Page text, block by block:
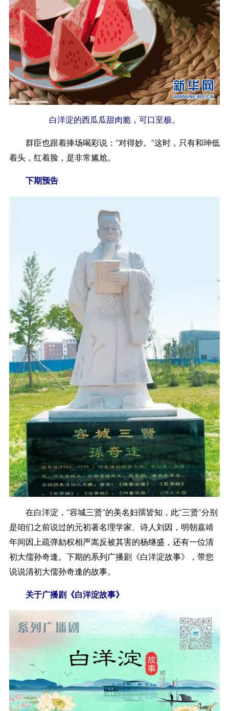
白洋淀的西瓜瓜甜肉脆，可口至极。
群臣也跟着捧场喝彩说：“对得妙。”这时，只有和珅低
着头，红着脸，是非常尴尬。
下期预告
在白洋淀，“容城三贤”的美名妇孺皆知，此“三贤”分别
是咱们之前说过的元初著名理学家、诗人刘因，明朝嘉靖
年间因上疏弹劾权相严嵩反被其害的杨继盛，还有一位清
初大儒孙奇逢。下期的系列广播剧《白洋淀故事》，带您
说说清初大儒孙奇逢的故事。
关于广播剧《白洋淀故事》